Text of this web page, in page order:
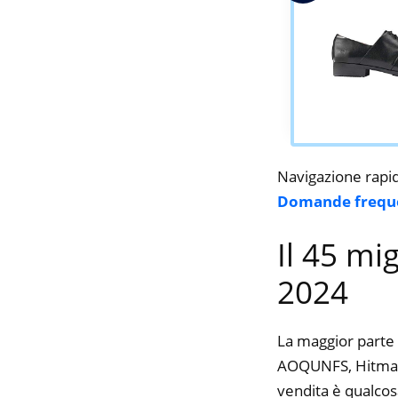
Navigazione
Domande
Il 45
2024
La maggior
AOQUNFS,
vendita è